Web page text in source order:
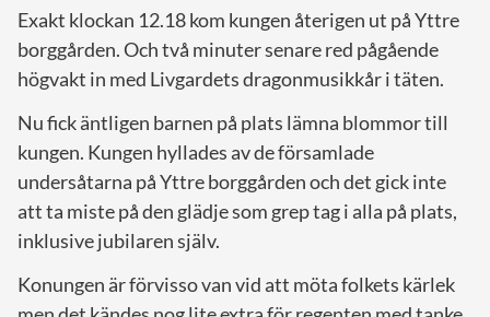
Exakt klockan 12.18 kom kungen återigen ut på Yttre
borggården. Och två minuter senare red pågående
högvakt in med Livgardets dragonmusikkår i täten.
Nu fick äntligen barnen på plats lämna blommor till
kungen. Kungen hyllades av de församlade
undersåtarna på Yttre borggården och det gick inte
att ta miste på den glädje som grep tag i alla på plats,
inklusive jubilaren själv.
Konungen är förvisso van vid att möta folkets kärlek